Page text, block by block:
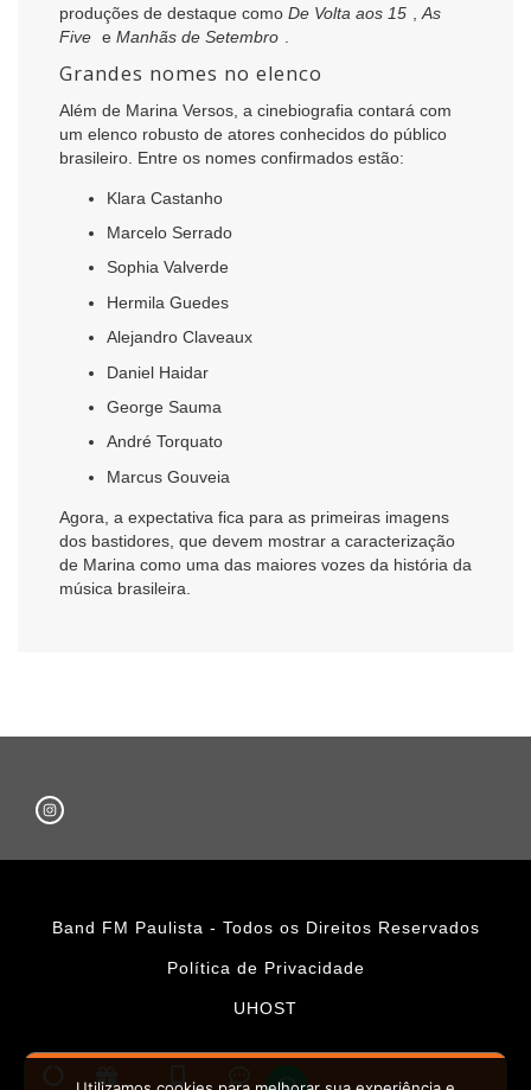
produções de destaque como De Volta aos 15
As
Five e Manhãs de Setembro
Grandes nomes no elenco
Além de Marina Versos, a cinebiografia contará com
um elenco robusto de atores conhecidos do público
brasileiro. Entre os nomes confirmados estão:
Klara Castanho
Marcelo Serrado
Sophia Valverde
Hermila Guedes
Alejandro Claveaux
Daniel Haidar
George Sauma
André Torquato
Marcus Gouveia
Agora, a expectativa fica para as primeiras imagens
dos bastidores, que devem mostrar a caracterização
de Marina como uma das maiores vozes da história da
música brasileira.
Band FM Paulista - Todos os Direitos Reservados
Política de Privacidade
UHOST